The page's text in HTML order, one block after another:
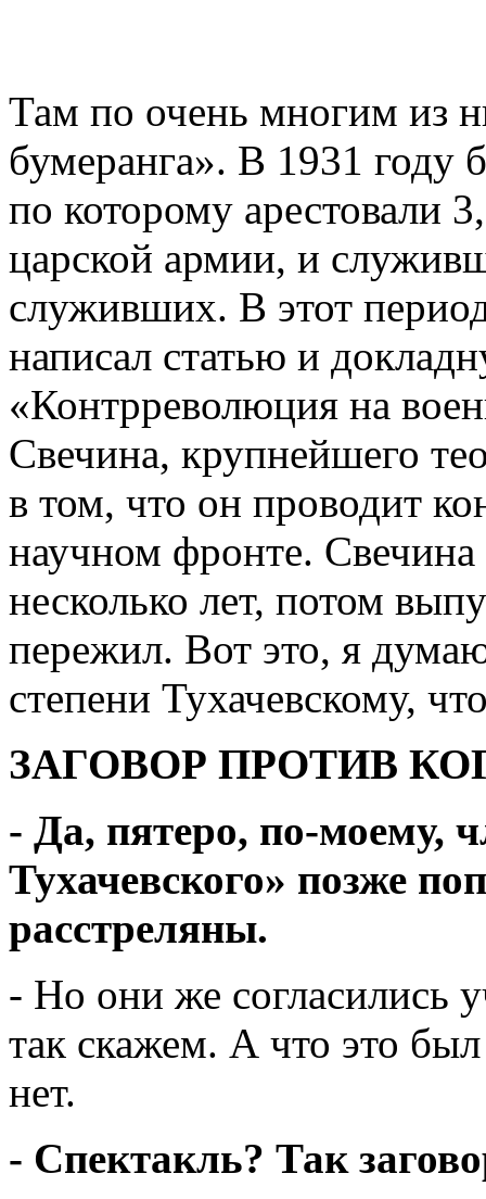
Там по очень многим из
бумеранга». В 1931 году
по которому арестовали
царской армии, и
служивших. В этот
написал статью и
«Контрреволюция на
Свечина, крупнейшего
в том, что он проводит
научном фронте. Свечина
несколько лет, потом
пережил. Вот это, я
степени Тухачевскому,
ЗАГОВОР ПРОТИВ
- Да, пятеро, по-моему,
Тухачевского» позже
расстреляны.
- Но они же согласились
так скажем. А что это
нет.
- Спектакль? Так